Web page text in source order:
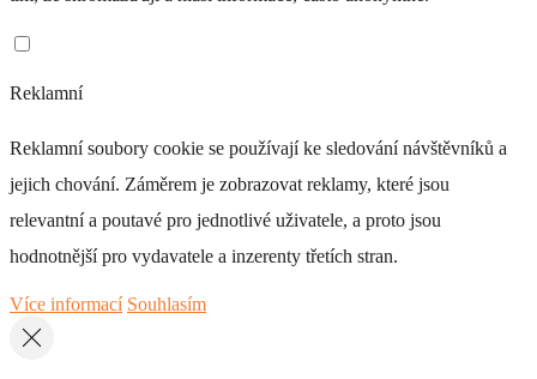
Reklamní
Reklamní soubory cookie se používají ke sledování návštěvníků a
jejich chování. Záměrem je zobrazovat reklamy, které jsou
relevantní a poutavé pro jednotlivé uživatele, a proto jsou
hodnotnější pro vydavatele a inzerenty třetích stran.
Více informací Souhlasím